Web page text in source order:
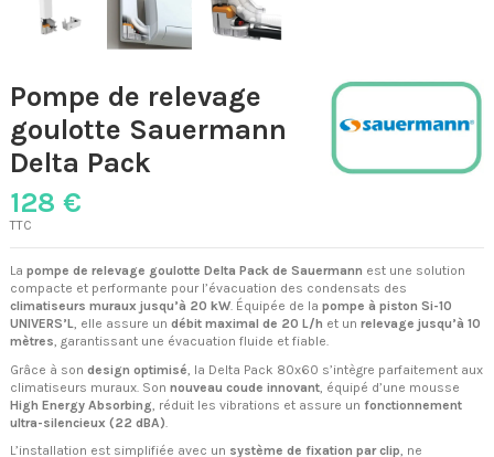
Pompe de relevage
goulotte Sauermann
Delta Pack
128 €
TTC
La pompe de relevage goulotte Delta Pack de Sauermann est une solution
compacte et performante pour l’évacuation des condensats des
climatiseurs muraux jusqu’à 20 kW. Équipée de la pompe à piston Si-10
UNIVERS’L, elle assure un débit maximal de 20 L/h et un relevage jusqu’à 10
mètres, garantissant une évacuation fluide et fiable.
Grâce à son design optimisé , la Delta Pack 80x60 s’intègre parfaitement aux
climatiseurs muraux. Son nouveau coude innovant , équipé d’une mousse
High Energy Absorbing , réduit les vibrations et assure un fonctionnement
ultra-silencieux (22 dBA)
L’installation est simplifiée avec un système de fixation par clip, ne